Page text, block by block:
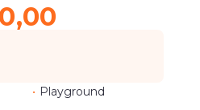
• Playground